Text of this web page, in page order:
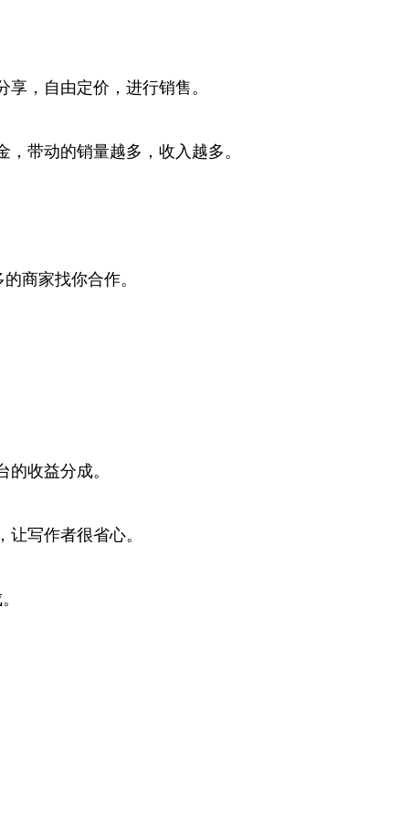
，自由定价，进行销售。
带动的销量越多，收入越多。
商家找你合作。
收益分成。
写作者很省心。